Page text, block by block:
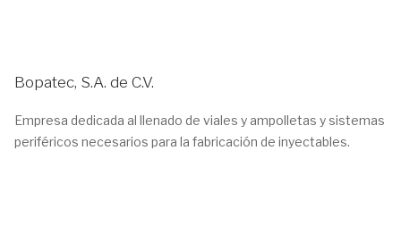
Bopatec, S.A. de C.V.
Empresa dedicada al llenado de viales y ampolletas y sistemas
periféricos necesarios para la fabricación de inyectables.